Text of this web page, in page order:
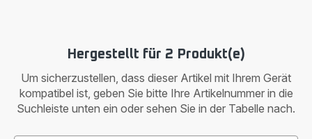
Hergestellt für 2 Produkt(e)
Um sicherzustellen, dass dieser Artikel mit Ihrem Gerät
kompatibel ist, geben Sie bitte Ihre Artikelnummer in die
Suchleiste unten ein oder sehen Sie in der Tabelle nach.